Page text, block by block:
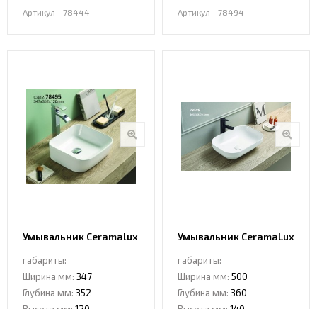
Артикул - 78444 Артикул - 78494
Умывальник Ceramalux
габариты:
Ширина мм: 347
Глубина мм: 352
Умывальник CeramaLux
габариты:
Ширина мм: 500
Глубина мм: 360